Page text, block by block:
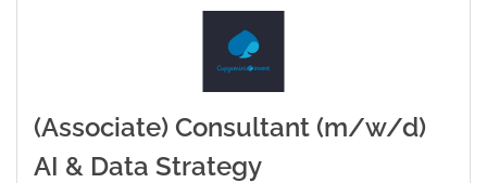
(Associate) Consultant (m/w/d)
AI & Data Strategy